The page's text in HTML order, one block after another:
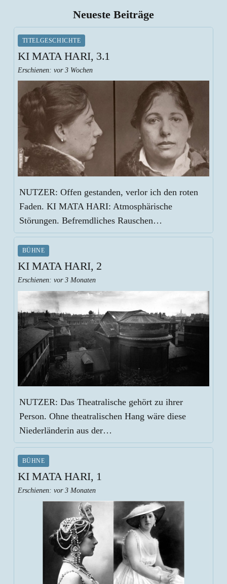
Neueste Beiträge
TITELGESCHICHTE
KI MATA HARI, 3.1
Erschienen:vor 3 Wochen
NUTZER: Offen gestanden, verlor ich den roten
Faden. KI MATA HARI: Atmosphärische
Störungen. Befremdliches Rauschen…
BÜHNE
KI MATA HARI, 2
Erschienen:vor 3 Monaten
NUTZER: Das Theatralische gehört zu ihrer
Person. Ohne theatralischen Hang wäre diese
Niederländerin aus der…
BÜHNE
KI MATA HARI, 1
Erschienen:vor 3 Monaten